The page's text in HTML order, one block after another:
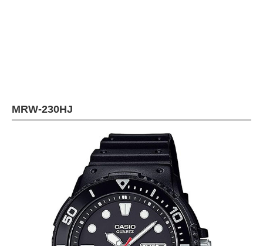
MRW-230HJ